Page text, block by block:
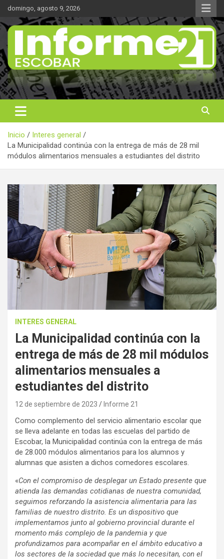
Saltar
contenido
domingo, agosto 9, 2026
Informe 21
Noticas reales
Inicio
Interes general
La Municipalidad continúa con la entrega de más de 28 mil
módulos alimentarios mensuales a estudiantes del distrito
INTERES GENERAL
La Municipalidad continúa con la
entrega de más de 28 mil módulos
alimentarios mensuales a
estudiantes del distrito
12 de septiembre de 2023 Informe 21
Como complemento del servicio alimentario escolar que
se lleva adelante en todas las escuelas del partido de
Escobar, la Municipalidad continúa con la entrega de más
de 28.000 módulos alimentarios para los alumnos y
alumnas que asisten a dichos comedores escolares.
«Con el compromiso de desplegar un Estado presente que
atienda las demandas cotidianas de nuestra comunidad,
seguimos reforzando la asistencia alimentaria para las
familias de nuestro distrito. Es un dispositivo que
implementamos junto al gobierno provincial durante el
momento más complejo de la pandemia y que
profundizamos para acompañar en el ámbito educativo a
los sectores de la sociedad que más lo necesitan, con el